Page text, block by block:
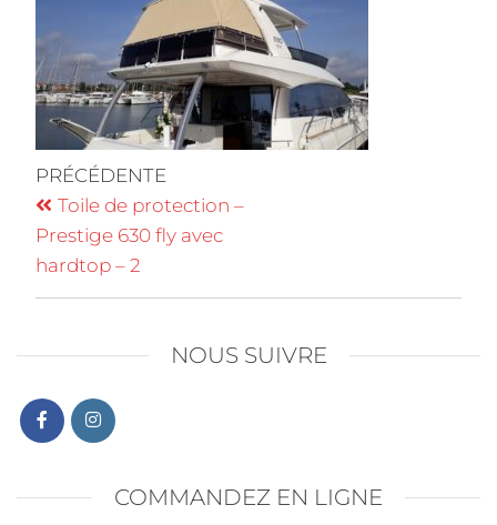
PRÉCÉDENTE
Toile de protection –
Prestige 630 fly avec
hardtop – 2
NOUS SUIVRE
COMMANDEZ EN LIGNE